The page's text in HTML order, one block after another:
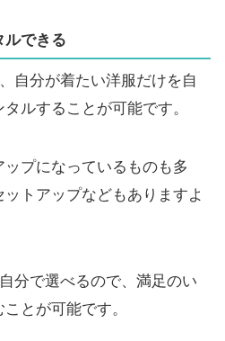
ルできる
自分が着たい洋服だけを自
ルすることが可能です。
プになっているものも多
トアップなどもありますよ
分で選べるので、満足のい
とが可能です。